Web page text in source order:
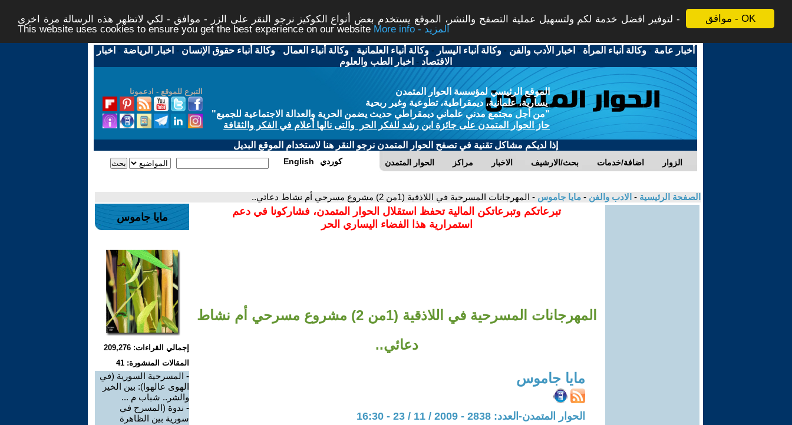
موافق - OK
لتوفير افضل خدمة لكم ولتسهيل عملية التصفح والنشر، الموقع يستخدم بعض أنواع الكوكيز نرجو النقر على الزر - موافق - لكي لاتظهر هذه الرسالة مرة اخرى -
This website uses cookies to ensure you get the best experience on our website
More info - المزيد
أخبار عامة -وكالة أنباء المرأة - اخبار الأدب والفن -وكالة أنباء اليسار -وكالة أنباء العلمانية -وكالة أنباء العمال -وكالة أنباء حقوق الإنسان - اخبار الرياضة - اخبار
الاقتصاد - اخبار الطب والعلوم
التبرع للموقع - ادعمونا
الموقع الرئيسي لمؤسسة الحوار المتمدن
يسارية، علمانية، ديمقراطية، تطوعية وغير ربحية
"من أجل مجتمع مدني علماني ديمقراطي حديث يضمن الحرية والعدالة الاجتماعية للجميع"
حاز الحوار المتمدن على جائزة ابن رشد للفكر الحر والتى نالها أعلام في الفكر والثقافة
إذا لديكم مشاكل تقنية في تصفح الحوار المتمدن نرجو النقر هنا لاستخدام الموقع البديل
الحوار المتمدن مراكز الاخبار بحث/الارشيف اضافة/خدمات الزوار English كوردي
الصفحة الرئيسية - الادب والفن - مايا جاموس - المهرجانات المسرحية في اللاذقية (1من 2) مشروع مسرحي أم نشاط دعائي..
تبرعاتكم وتبرعاتكن المالية تحفظ استقلال الحوار المتمدن، فشاركونا في دعم
استمرارية هذا الفضاء اليساري الحر
المهرجانات المسرحية في اللاذقية (1من 2) مشروع مسرحي أم نشاط
دعائي..
مايا جاموس
الحوار المتمدن-العدد: 2838 - 2009 / 11 / 23 - 16:30
مايا جاموس
إجمالي القراءات: 209,276
المقالات المنشورة: 41
- المسرحية السورية (في
الهوى عالهوا): بين الخير
والشر.. شباب م ...
- ندوة (المسرح في
سورية بين الظاهرة